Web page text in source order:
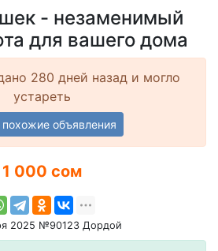
- незаменимый
для вашего дома
280 дней назад и могло
устареть
похожие объявления
1 000 сом
2025 №90123 Дордой